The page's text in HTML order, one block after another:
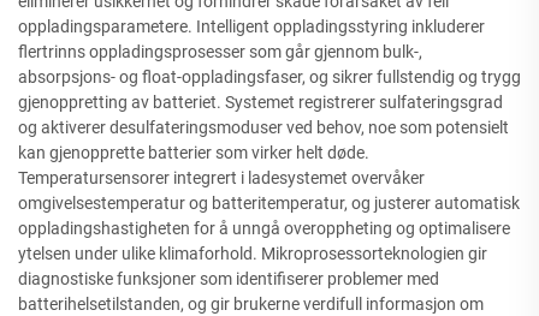
oppladingsparametere. Intelligent oppladingsstyring inkluderer
flertrinns oppladingsprosesser som går gjennom bulk-,
absorpsjons- og float-oppladingsfaser, og sikrer fullstendig og trygg
gjenoppretting av batteriet. Systemet registrerer sulfateringsgrad
og aktiverer desulfateringsmoduser ved behov, noe som potensielt
kan gjenopprette batterier som virker helt døde.
Temperatursensorer integrert i ladesystemet overvåker
omgivelsestemperatur og batteritemperatur, og justerer automatisk
oppladingshastigheten for å unngå overoppheting og optimalisere
ytelsen under ulike klimaforhold. Mikroprosessorteknologien gir
diagnostiske funksjoner som identifiserer problemer med
batterihelsetilstanden, og gir brukerne verdifull informasjon om